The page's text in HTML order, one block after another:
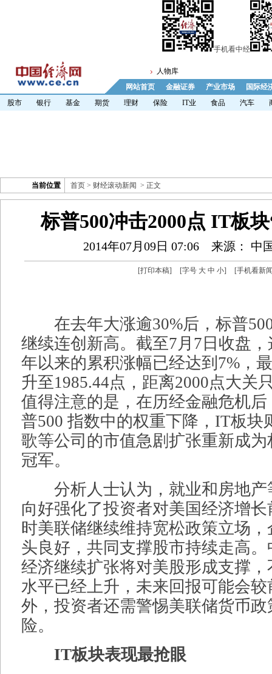
手机看中经
人物库
网站首页
金融证券 产业市场
国际经
股市
银行 基金 期货 理财 保险 IT业 食品 汽车
当前位置 首页 > 财经滚动新闻 > 正文
标普500冲击2000点 IT板
2014年07月09日 07:06 来源： 中
[打印本稿] [字号 大 中 小] [手机看新
在去年大涨逾30%后，标普
继续连创新高。截至7月7日收盘
年以来的累积涨幅已经达到7%，
升至1985.44点，距离2000点大关
值得注意的是，在历经金融危机
普500 指数中的权重下降，IT板块
歌等公司的市值急剧扩张重新成
冠军。
分析人士认为，就业和房地产
向好强化了投资者对美国经济增
时美联储继续维持宽松政策立场
头良好，共同支撑股市持续走高
经济继续扩张将对美股形成支撑
水平已经上升，未来回报可能会
外，投资者还需警惕美联储货币
险。
IT板块表现最抢眼